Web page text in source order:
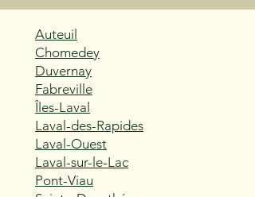
Auteuil
Chomedey
Duvernay
Fabreville
Îles-Laval
Laval-des-Rapides
Laval-Ouest
Laval-sur-le-Lac
Pont-Viau